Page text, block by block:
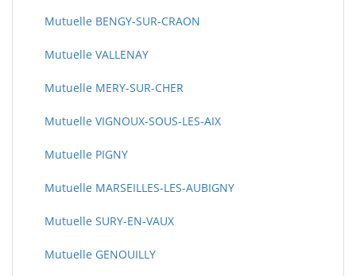
Mutuelle BENGY-SUR-CRAON
Mutuelle VALLENAY
Mutuelle MERY-SUR-CHER
Mutuelle VIGNOUX-SOUS-LES-AIX
Mutuelle PIGNY
Mutuelle MARSEILLES-LES-AUBIGNY
Mutuelle SURY-EN-VAUX
Mutuelle GENOUILLY